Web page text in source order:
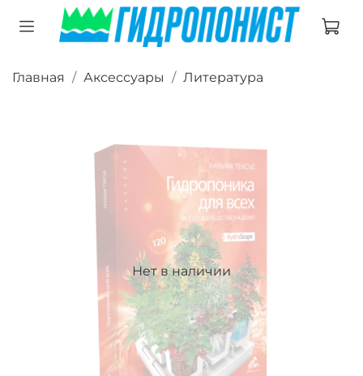
Главная Аксессуары Литература
Нет в наличии